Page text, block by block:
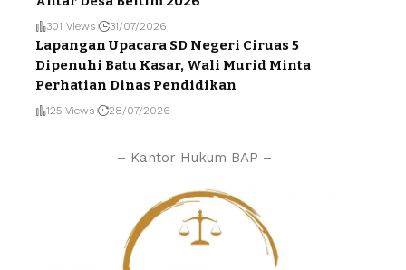
301 Views 31/07/2026
Lapangan Upacara SD Negeri Ciruas 5
Dipenuhi Batu Kasar, Wali Murid Minta
Perhatian Dinas Pendidikan
125 Views 28/07/2026
– Kantor Hukum BAP –